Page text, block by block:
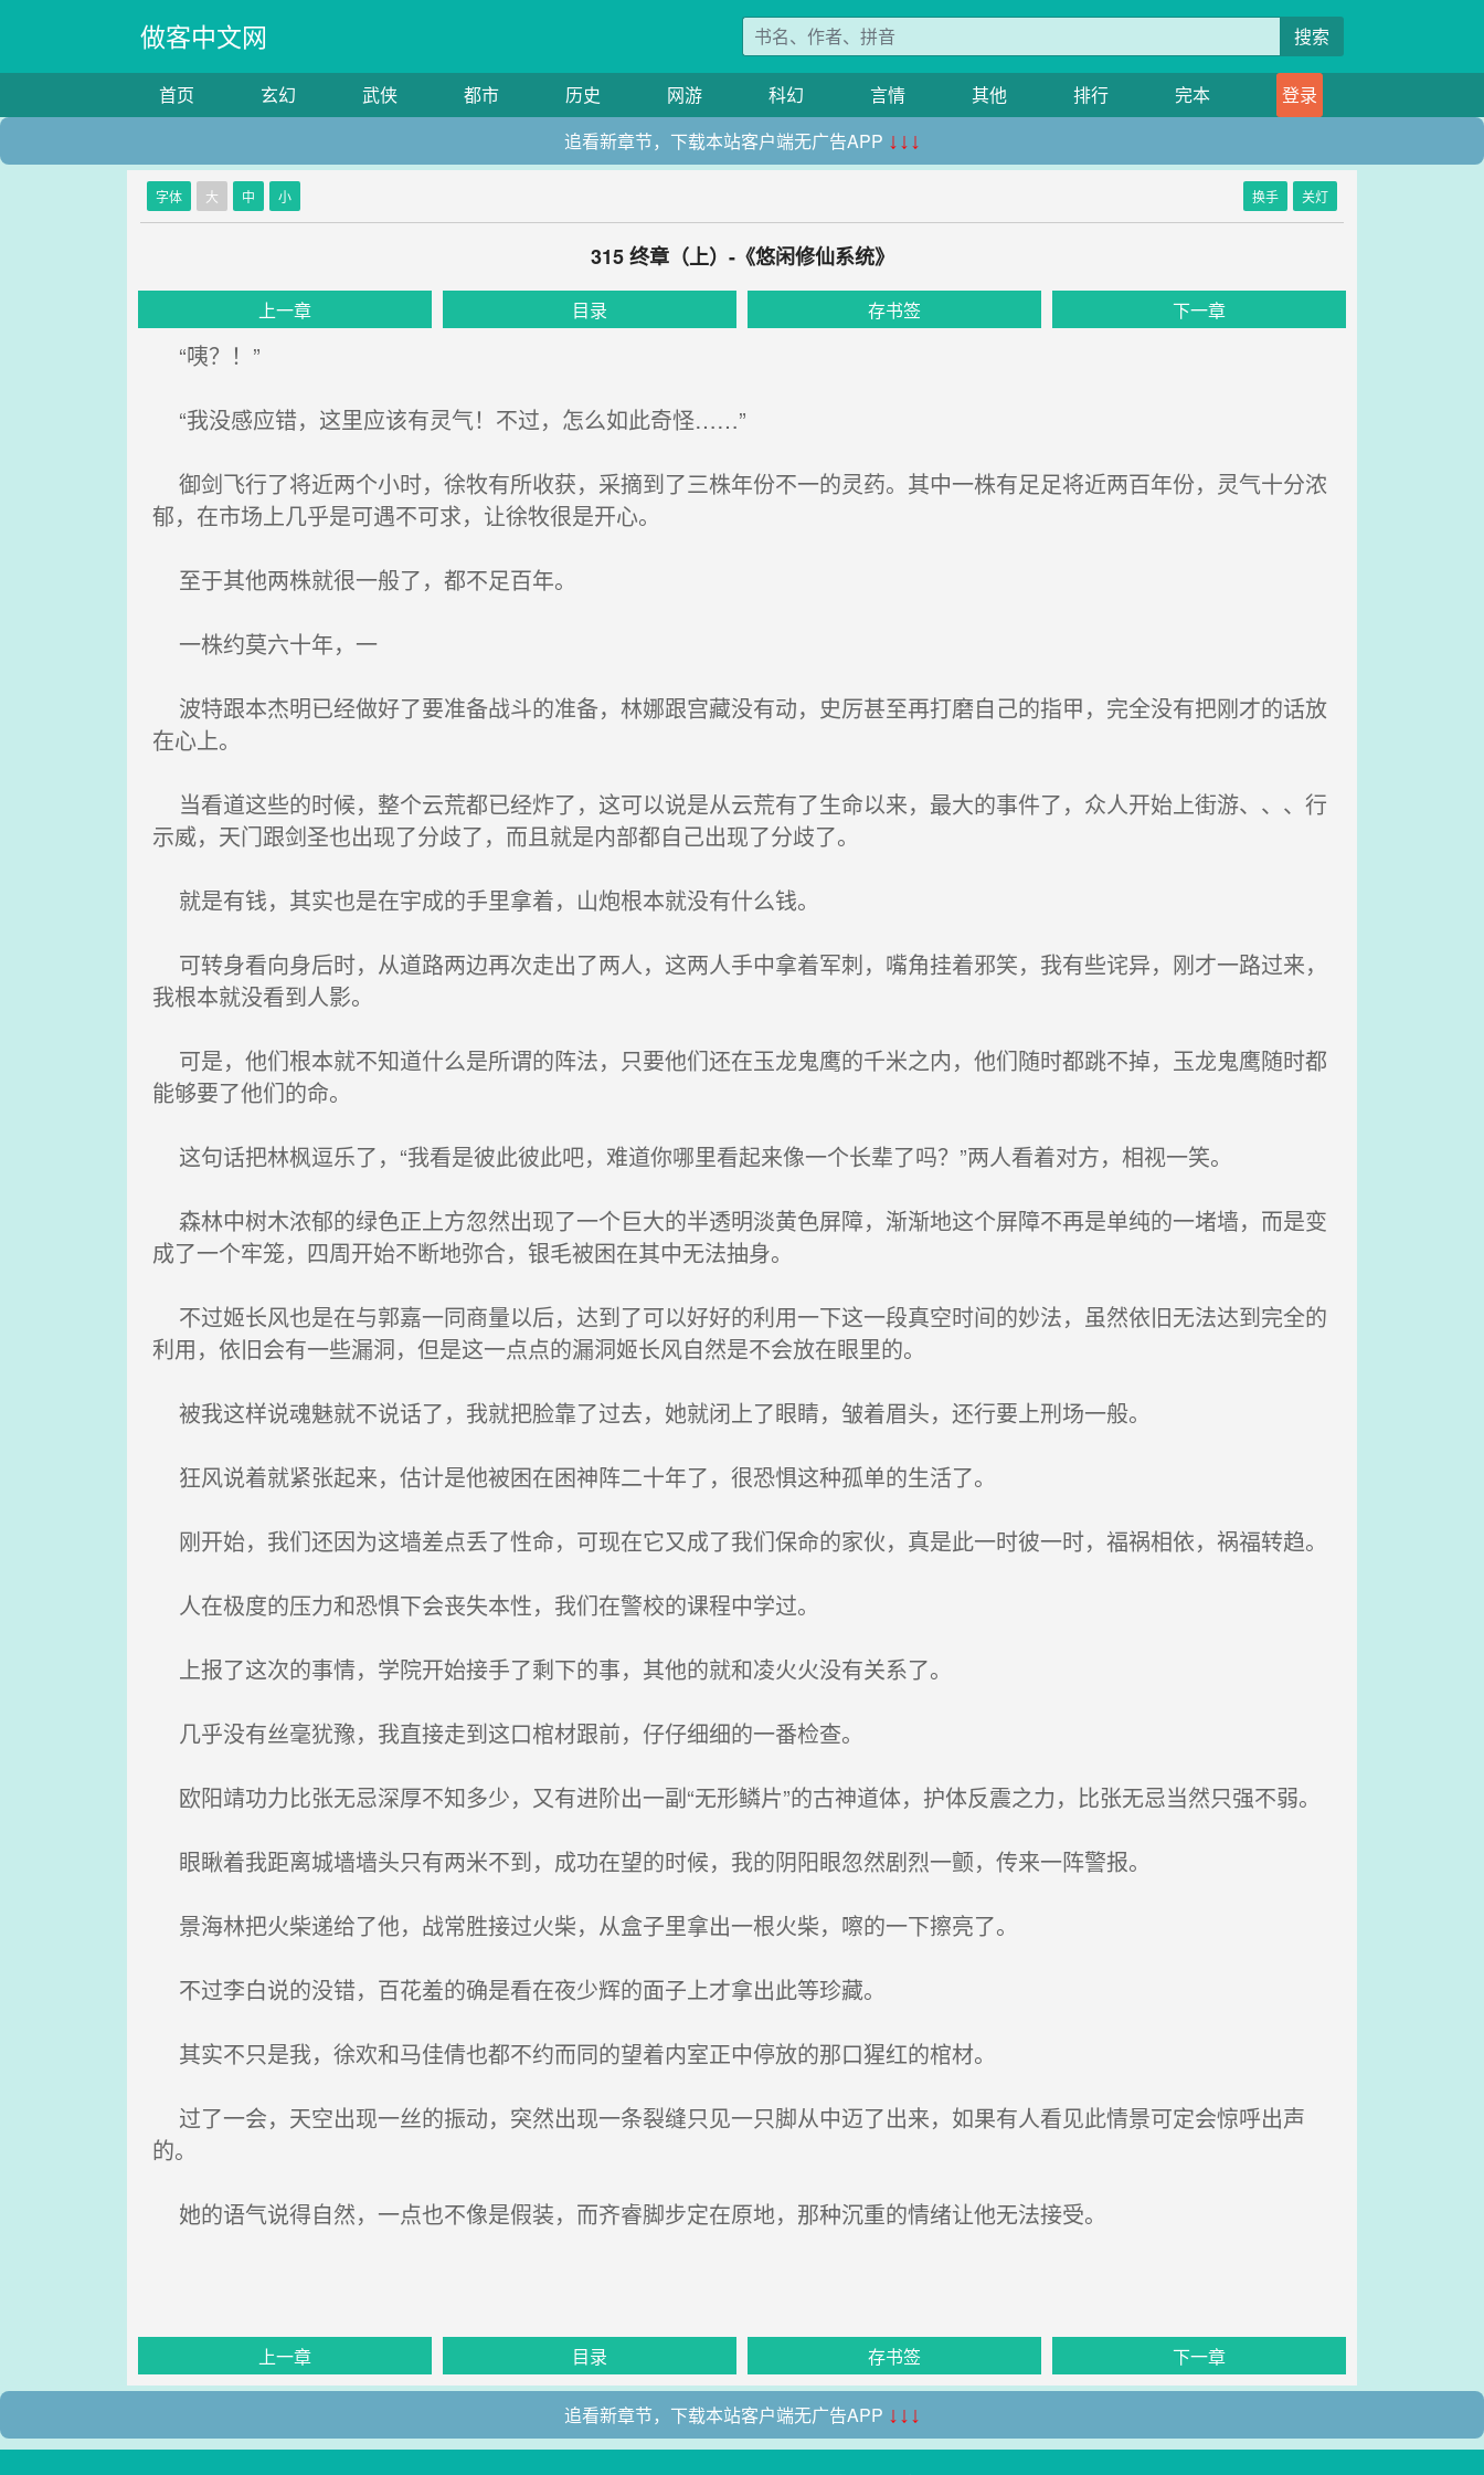
做客中文网 搜索
首页 玄幻 武侠 都市 历史 网游 科幻 言情 其他 排行 完本
登录
追看新章节，下载本站客户端无广告APP ↓↓↓
字体 大 中 小 换手 关灯
315 终章（上）-《悠闲修仙系统》
上一章 目录 存书签 下一章
“咦？！”
“我没感应错，这里应该有灵气！不过，怎么如此奇怪……”
御剑飞行了将近两个小时，徐牧有所收获，采摘到了三株年份不一的灵药。其中一株有足足将近两百年份，灵气十分浓
郁，在市场上几乎是可遇不可求，让徐牧很是开心。
至于其他两株就很一般了，都不足百年。
一株约莫六十年，一
波特跟本杰明已经做好了要准备战斗的准备，林娜跟宫藏没有动，史厉甚至再打磨自己的指甲，完全没有把刚才的话放
在心上。
当看道这些的时候，整个云荒都已经炸了，这可以说是从云荒有了生命以来，最大的事件了，众人开始上街游、、、行
示威，天门跟剑圣也出现了分歧了，而且就是内部都自己出现了分歧了。
就是有钱，其实也是在宇成的手里拿着，山炮根本就没有什么钱。
可转身看向身后时，从道路两边再次走出了两人，这两人手中拿着军刺，嘴角挂着邪笑，我有些诧异，刚才一路过来，
我根本就没看到人影。
可是，他们根本就不知道什么是所谓的阵法，只要他们还在玉龙鬼鹰的千米之内，他们随时都跳不掉，玉龙鬼鹰随时都
能够要了他们的命。
这句话把林枫逗乐了，“我看是彼此彼此吧，难道你哪里看起来像一个长辈了吗？”两人看着对方，相视一笑。
森林中树木浓郁的绿色正上方忽然出现了一个巨大的半透明淡黄色屏障，渐渐地这个屏障不再是单纯的一堵墙，而是变
成了一个牢笼，四周开始不断地弥合，银毛被困在其中无法抽身。
不过姬长风也是在与郭嘉一同商量以后，达到了可以好好的利用一下这一段真空时间的妙法，虽然依旧无法达到完全的
利用，依旧会有一些漏洞，但是这一点点的漏洞姬长风自然是不会放在眼里的。
被我这样说魂魅就不说话了，我就把脸靠了过去，她就闭上了眼睛，皱着眉头，还行要上刑场一般。
狂风说着就紧张起来，估计是他被困在困神阵二十年了，很恐惧这种孤单的生活了。
刚开始，我们还因为这墙差点丢了性命，可现在它又成了我们保命的家伙，真是此一时彼一时，福祸相依，祸福转趋。
人在极度的压力和恐惧下会丧失本性，我们在警校的课程中学过。
上报了这次的事情，学院开始接手了剩下的事，其他的就和凌火火没有关系了。
几乎没有丝毫犹豫，我直接走到这口棺材跟前，仔仔细细的一番检查。
欧阳靖功力比张无忌深厚不知多少，又有进阶出一副“无形鳞片”的古神道体，护体反震之力，比张无忌当然只强不弱。
眼瞅着我距离城墙墙头只有两米不到，成功在望的时候，我的阴阳眼忽然剧烈一颤，传来一阵警报。
景海林把火柴递给了他，战常胜接过火柴，从盒子里拿出一根火柴，嚓的一下擦亮了。
不过李白说的没错，百花羞的确是看在夜少辉的面子上才拿出此等珍藏。
其实不只是我，徐欢和马佳倩也都不约而同的望着内室正中停放的那口猩红的棺材。
过了一会，天空出现一丝的振动，突然出现一条裂缝只见一只脚从中迈了出来，如果有人看见此情景可定会惊呼出声
的。
她的语气说得自然，一点也不像是假装，而齐睿脚步定在原地，那种沉重的情绪让他无法接受。
上一章 目录 存书签 下一章
追看新章节，下载本站客户端无广告APP ↓↓↓